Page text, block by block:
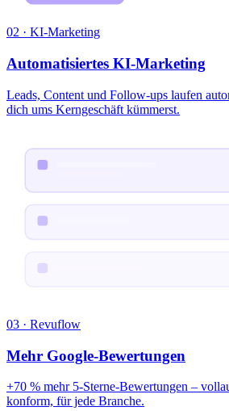
02 · KI-Marketing
Automatisiertes KI-Marketing
Leads, Content und Follow-ups laufen
dich ums Kerngeschäft kümmerst.
03 · Revuflow
Mehr Google-Bewertungen
+70 % mehr 5-Sterne-Bewertungen –
konform, für jede Branche.